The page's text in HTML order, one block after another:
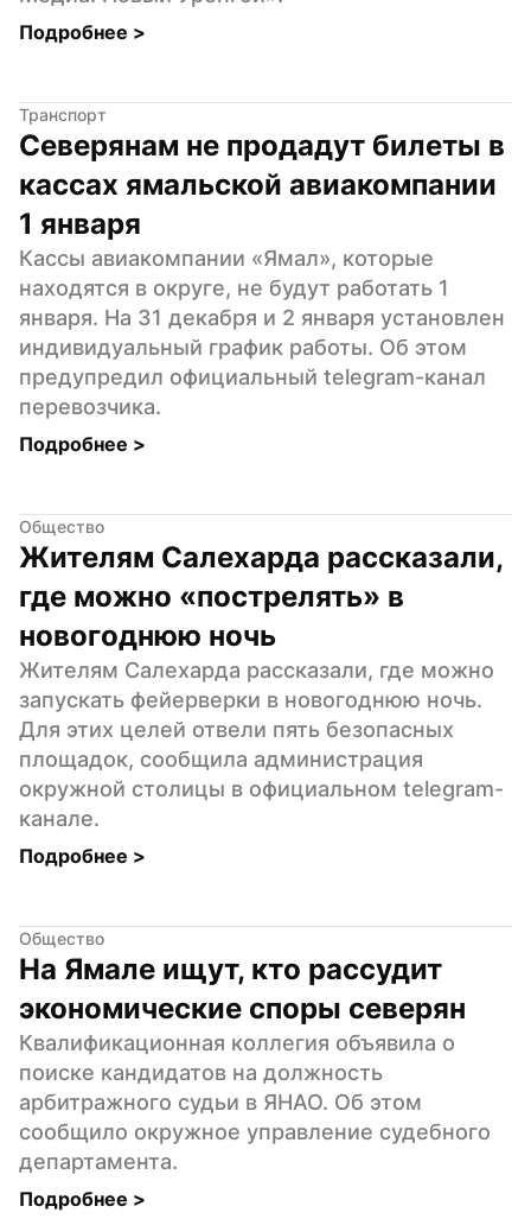
Подробнее >
Транспорт
Северянам не продадут билеты в
кассах ямальской авиакомпании
1 января
Кассы авиакомпании «Ямал», которые
находятся в округе, не будут работать 1
января. На 31 декабря и 2 января установлен
индивидуальный график работы. Об этом
предупредил официальный telegram-канал
перевозчика.
Подробнее >
Общество
Жителям Салехарда рассказали,
где можно «пострелять» в
новогоднюю ночь
Жителям Салехарда рассказали, где можно
запускать фейерверки в новогоднюю ночь.
Для этих целей отвели пять безопасных
площадок, сообщила администрация
окружной столицы в официальном telegram-
канале.
Подробнее >
Общество
На Ямале ищут, кто рассудит
экономические споры северян
Квалификационная коллегия объявила о
поиске кандидатов на должность
арбитражного судьи в ЯНАО. Об этом
сообщило окружное управление судебного
департамента.
Подробнее >